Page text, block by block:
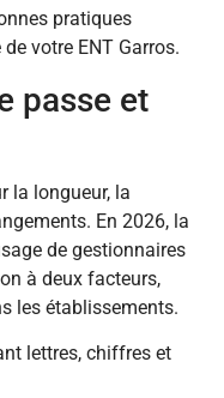
pratiques
votre ENT Garros.
passe et
la longueur, la
En 2026, la
de gestionnaires
à deux facteurs,
les établissements.
lettres, chiffres et